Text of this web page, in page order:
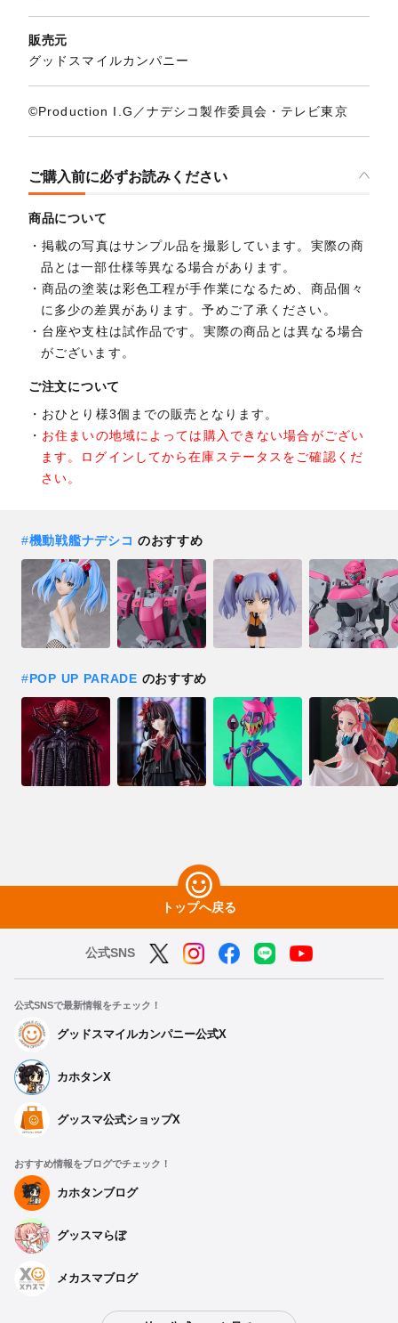
販売元
グッドスマイルカンパニー
©Production I.G／ナデシコ製作委員会・テレビ東京
ご購入前に必ずお読みください
商品について
掲載の写真はサンプル品を撮影しています。実際の商
品とは一部仕様等異なる場合があります。
商品の塗装は彩色工程が手作業になるため、商品個々
に多少の差異があります。予めご了承ください。
台座や支柱は試作品です。実際の商品とは異なる場合
がございます。
ご注文について
おひとり様3個までの販売となります。
お住まいの地域によっては購入できない場合がござい
ます。ログインしてから在庫ステータスをご確認くだ
さい。
#機動戦艦ナデシコ のおすすめ
#POP UP PARADE のおすすめ
トップへ戻る
公式SNS
公式SNSで最新情報をチェック！
グッドスマイルカンパニー公式X
カホタンX
グッスマ公式ショップX
おすすめ情報をブログでチェック！
カホタンブログ
グッスマらぼ
メカスマブログ